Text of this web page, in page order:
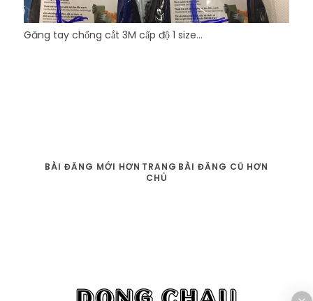
Găng tay chống cắt 3M cấp độ 1 size...
BÀI ĐĂNG MỚI HƠN BÀI ĐĂNG CŨ HƠN
TRANG
CHỦ